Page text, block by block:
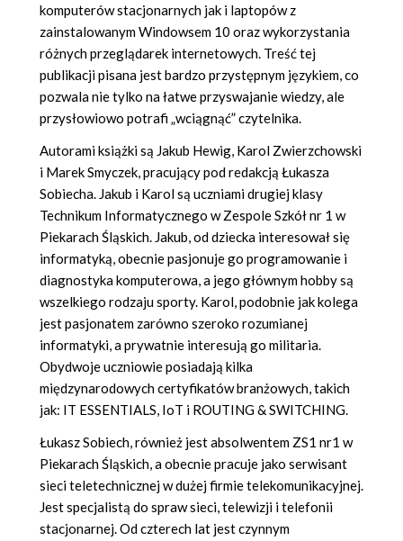
komputerów stacjonarnych jak i laptopów z
zainstalowanym Windowsem 10 oraz wykorzystania
różnych przeglądarek internetowych. Treść tej
publikacji pisana jest bardzo przystępnym językiem, co
pozwala nie tylko na łatwe przyswajanie wiedzy, ale
przysłowiowo potrafi „wciągnąć” czytelnika.
Autorami książki są Jakub Hewig, Karol Zwierzchowski
i Marek Smyczek, pracujący pod redakcją Łukasza
Sobiecha. Jakub i Karol są uczniami drugiej klasy
Technikum Informatycznego w Zespole Szkół nr 1 w
Piekarach Śląskich. Jakub, od dziecka interesował się
informatyką, obecnie pasjonuje go programowanie i
diagnostyka komputerowa, a jego głównym hobby są
wszelkiego rodzaju sporty. Karol, podobnie jak kolega
jest pasjonatem zarówno szeroko rozumianej
informatyki, a prywatnie interesują go militaria.
Obydwoje uczniowie posiadają kilka
międzynarodowych certyfikatów branżowych, takich
jak: IT ESSENTIALS, IoT i ROUTING & SWITCHING.
Łukasz Sobiech, również jest absolwentem ZS1 nr1 w
Piekarach Śląskich, a obecnie pracuje jako serwisant
sieci teletechnicznej w dużej firmie telekomunikacyjnej.
Jest specjalistą do spraw sieci, telewizji i telefonii
stacjonarnej. Od czterech lat jest czynnym